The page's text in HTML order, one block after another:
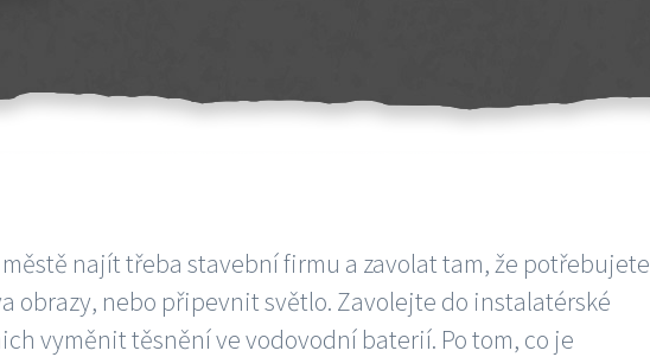
najít třeba stavební firmu a zavolat tam, že potřebujete
obrazy, nebo připevnit světlo. Zavolejte do instalatérské
vyměnit těsnění ve vodovodní baterií. Po tom, co je